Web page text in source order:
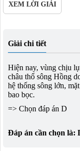
XEM LỜI GIẢI
Giải chi tiết
Hiện nay, vùng chịu
châu thổ sông Hồng
hệ thống sông lớn,
bao bọc.
=> Chọn đáp án D
Đáp án cần chọn là: